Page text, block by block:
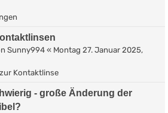
Sunny994 « Montag 27. Januar 2025,
Kontaktlinse
- große Änderung der